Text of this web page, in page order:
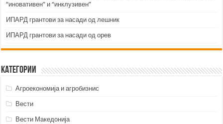
“иновативен” и “инклузивен”
ИПАРД грантови за насади од лешник
ИПАРД грантови за насади од орев
Категории
Агроекономија и агробизнис
Вести
Вести Македонија